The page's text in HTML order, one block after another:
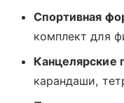
Спортивная
комплект для
Канцелярские
карандаши,